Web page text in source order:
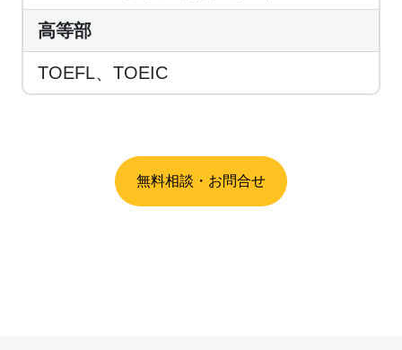
高等部
TOEFL、TOEIC
無料相談・お問合せ